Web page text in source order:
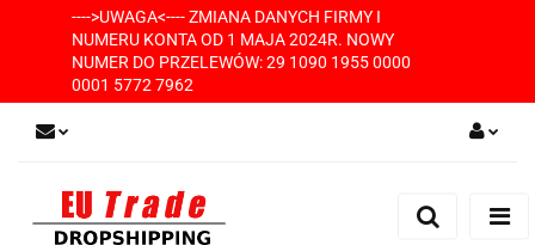
---->UWAGA<---- ZMIANA DANYCH FIRMY I
NUMERU KONTA OD 1 MAJA 2024R. NOWY
NUMER DO PRZELEWÓW: 29 1090 1955 0000
0001 5772 7962
Zarejestruj się